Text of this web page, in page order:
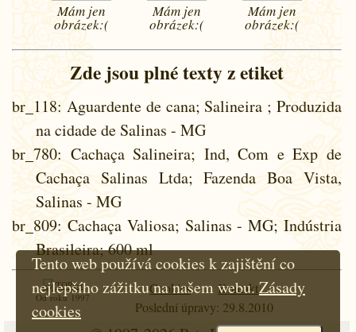
Mám jen
obrázek:(
Mám jen
obrázek:(
Mám jen
obrázek:(
Zde jsou plné texty z etiket
br_118: Aguardente de cana; Salineira ; Produzida
na cidade de Salinas - MG
br_780: Cachaça Salineira; Ind, Com e Exp de
Cachaça Salinas Ltda; Fazenda Boa Vista,
Salinas - MG
br_809: Cachaça Valiosa; Salinas - MG; Indústria
Brasileira; 600 ml
Od roku 1997
Cookies
Kontakt
Poslední úpravy: 29.8.2010
Tento web používá cookies k zajištění co
nejlepšího zážitku na našem webu.Zásady
cookies